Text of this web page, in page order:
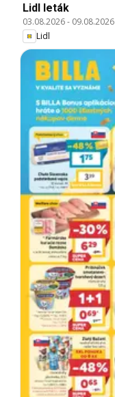
Lidl leták
03.08.2026- 09.08.2026
Lidl